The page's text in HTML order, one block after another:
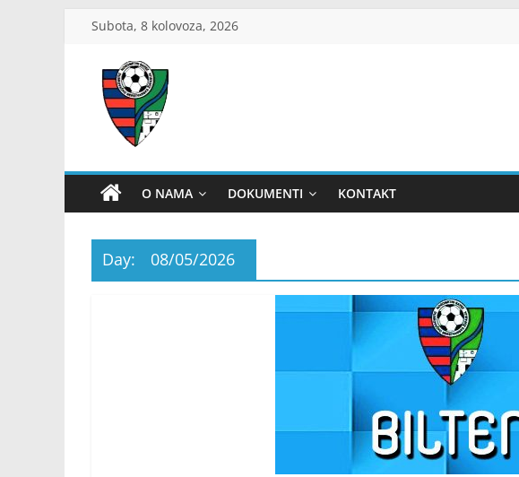
Subota, 8 kolovoza, 2026
ŽNS
Dubrovačko-
neretvanski
O NAMA DOKUMENTI KONTAKT
Day: 08/05/2026